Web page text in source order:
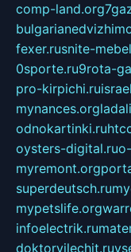
comp-land.org
fexer.rusnite-
0sporte.ru9rota-
pro-kirpichi.ru
mynances.org
odnokartinki.ru
oysters-digital.ru
myremont.org
superdeutsch.ru
mypetslife.org
infoelectrik.ru
doktorvilechit.ru